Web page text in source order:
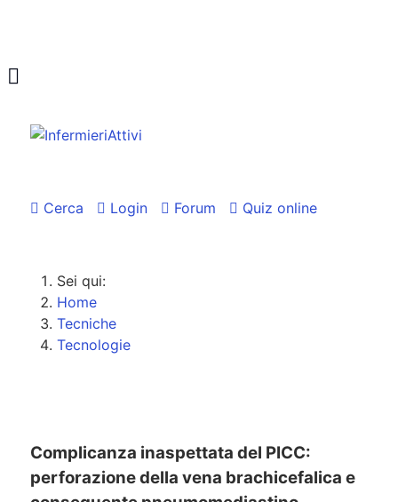
Cerca Login Forum Quiz online
Sei qui:
Home
Tecniche
Tecnologie
Complicanza inaspettata del PICC:
perforazione della vena brachicefalica e